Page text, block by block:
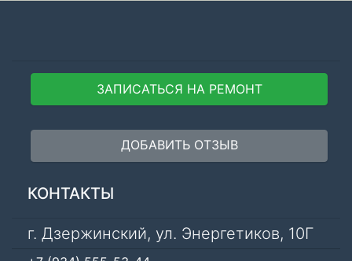
ЗАПИСАТЬСЯ НА РЕМОНТ
ДОБАВИТЬ ОТЗЫВ
КОНТАКТЫ
г. Дзержинский, ул. Энергетиков, 10Г